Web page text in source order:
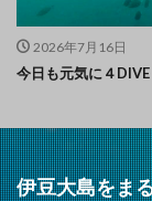
2026年7月16日
今日も元気に４
伊豆大島をま